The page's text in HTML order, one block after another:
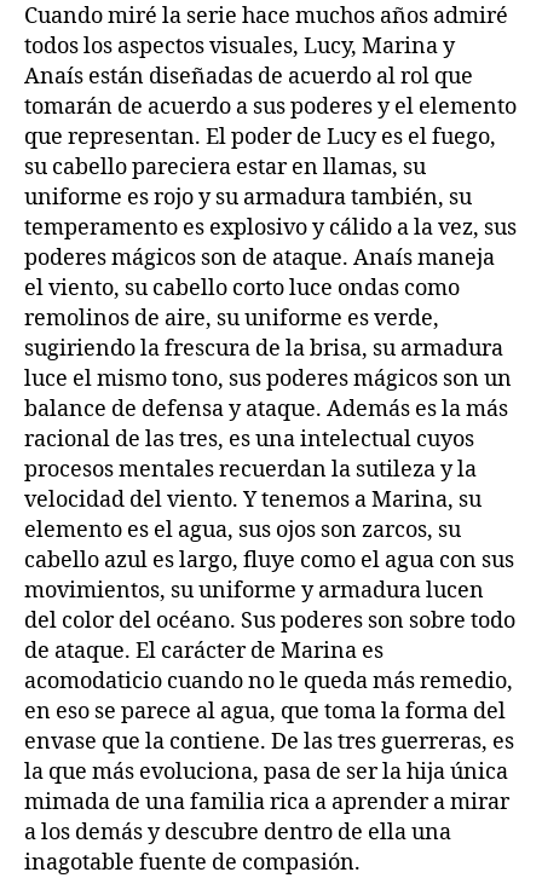
Cuando miré la serie hace muchos años admiré
todos los aspectos visuales, Lucy, Marina y
Anaís están diseñadas de acuerdo al rol que
tomarán de acuerdo a sus poderes y el elemento
que representan. El poder de Lucy es el fuego,
su cabello pareciera estar en llamas, su
uniforme es rojo y su armadura también, su
temperamento es explosivo y cálido a la vez, sus
poderes mágicos son de ataque. Anaís maneja
el viento, su cabello corto luce ondas como
remolinos de aire, su uniforme es verde,
sugiriendo la frescura de la brisa, su armadura
luce el mismo tono, sus poderes mágicos son un
balance de defensa y ataque. Además es la más
racional de las tres, es una intelectual cuyos
procesos mentales recuerdan la sutileza y la
velocidad del viento. Y tenemos a Marina, su
elemento es el agua, sus ojos son zarcos, su
cabello azul es largo, fluye como el agua con sus
movimientos, su uniforme y armadura lucen
del color del océano. Sus poderes son sobre todo
de ataque. El carácter de Marina es
acomodaticio cuando no le queda más remedio,
en eso se parece al agua, que toma la forma del
envase que la contiene. De las tres guerreras, es
la que más evoluciona, pasa de ser la hija única
mimada de una familia rica a aprender a mirar
a los demás y descubre dentro de ella una
inagotable fuente de compasión.